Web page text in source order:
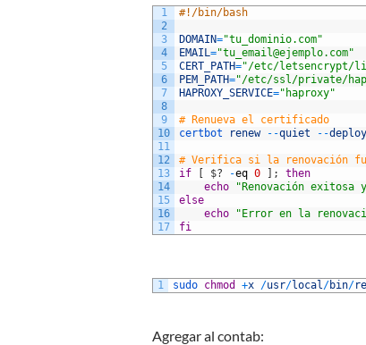
1
2
3
4
5
6
7
8
9
10
11
12
13
14
15
16
17
#!/bin/bash
DOMAIN="tu_dominio.com"
EMAIL="tu_email@ejemplo.com"
CERT_PATH="/etc/letsencrypt/
PEM_PATH="/etc/ssl/private/
HAPROXY_SERVICE="haproxy"
# Renueva el certificado
certbot
renew --quiet --deploy
# Verifica si la renovación
if
$? -eq 0 ;
then
echo
"Renovación exitosa
else
echo
"Error en la
fi
1 sudo chmod +x /usr/local/bin/
Agregar al contab: